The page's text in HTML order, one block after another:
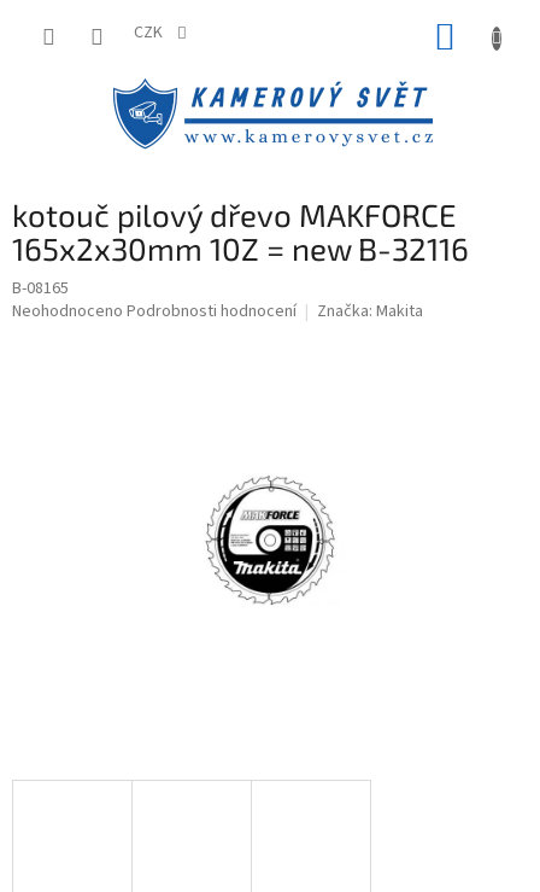
CZK
kotouč pilový dřevo MAKFORCE
165x2x30mm 10Z = new B-32116
B-08165
Průměrné
Neohodnoceno Podrobnosti hodnocení Značka: Makita